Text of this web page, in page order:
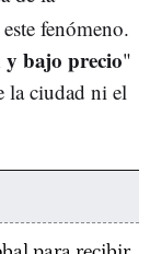
fenómeno.
bajo precio"
la ciudad ni el